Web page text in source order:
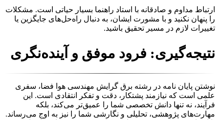
ارتباط مداوم و صادقانه با استاد راهنما بسیار حیاتی است. مشکلات
را پنهان نکنید و با مشورت ایشان، به دنبال راه‌حل‌های جایگزین یا
تغییرات لازم در مسیر تحقیق باشید.
نتیجه‌گیری: فرود موفق و آینده‌نگری
نوشتن پایان نامه در رشته برق گرایش مهندسی هوا فضا، سفری
علمی است که نیازمند پشتکار، دقت و تفکر انتقادی است. این
فرآیند، نه تنها دانش تخصصی شما را عمیق‌تر می‌کند، بلکه
مهارت‌های پژوهشی، تحلیلی و نگارشی شما را نیز به اوج می‌رساند.